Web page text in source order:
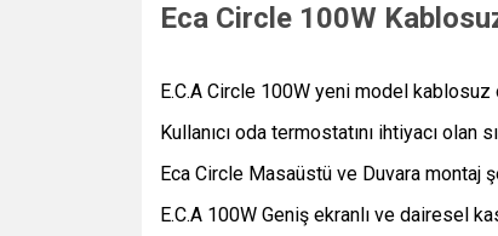
Eca Circle 100W
E.C.A Circle 100W yeni model kablosuz
Kullanıcı oda termostatını ihtiyacı
Eca Circle Masaüstü ve Duvara montaj
E.C.A 100W Geniş ekranlı ve dairesel